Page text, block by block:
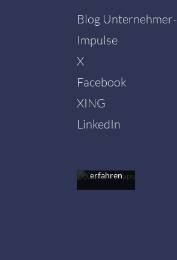
Blog Unternehmer-
Impulse
X
Facebook
XING
LinkedIn
Mit dem
Karte
Sie die
erfahren